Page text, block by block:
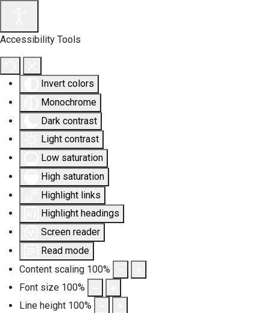
Accessibility Tools
Invert colors
Monochrome
Dark contrast
Light contrast
Low saturation
High saturation
Highlight links
Highlight headings
Screen reader
Read mode
Content scaling 100%
Font size 100%
Line height 100%